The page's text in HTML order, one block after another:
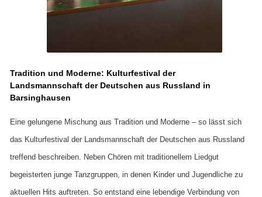
Tradition und Moderne: Kulturfestival der
Landsmannschaft der Deutschen aus Russland in
Barsinghausen
Eine gelungene Mischung aus Tradition und Moderne – so lässt sich
das Kulturfestival der Landsmannschaft der Deutschen aus Russland
treffend beschreiben. Neben Chören mit traditionellem Liedgut
begeisterten junge Tanzgruppen, in denen Kinder und Jugendliche zu
aktuellen Hits auftreten. So entstand eine lebendige Verbindung von